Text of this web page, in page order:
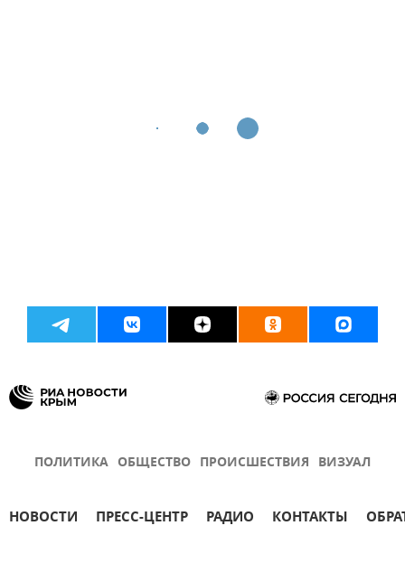
ПОЛИТИКА ОБЩЕСТВО ПРОИСШЕСТВИЯ ВИЗУАЛ
НОВОСТИ ПРЕСС-ЦЕНТР РАДИО КОНТАКТЫ